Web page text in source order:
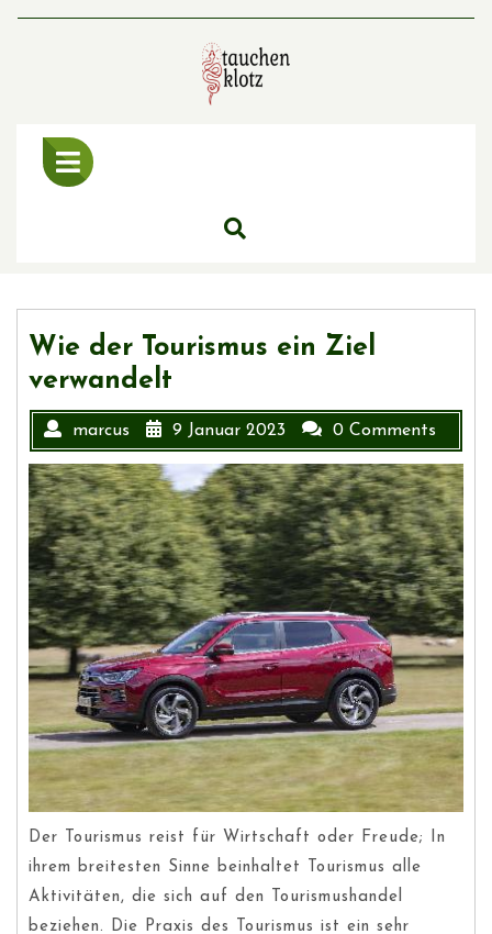
Menu
Wie der Tourismus ein Ziel
verwandelt
marcus 9 Januar 2023 0 Comments
Der Tourismus reist für Wirtschaft oder Freude; In
ihrem breitesten Sinne beinhaltet Tourismus alle
Aktivitäten, die sich auf den Tourismushandel
beziehen. Die Praxis des Tourismus ist ein sehr